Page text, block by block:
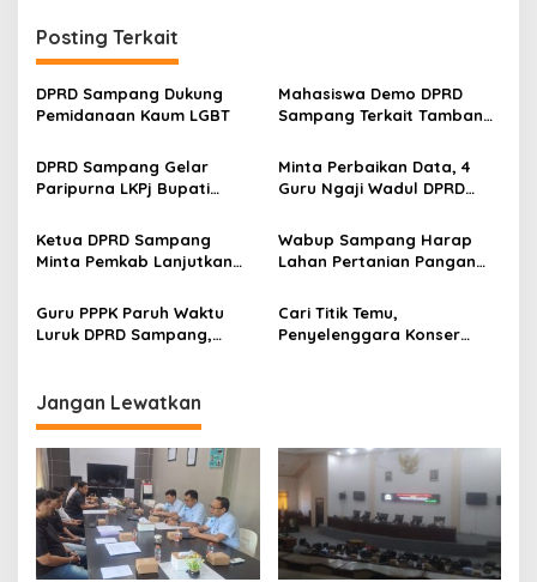
Posting Terkait
DPRD Sampang Dukung
Pemidanaan Kaum LGBT
Mahasiswa Demo DPRD
Sampang Terkait Tambang
DPRD Sampang Gelar
Paripurna LKPj Bupati
Minta Perbaikan Data, 4
Guru Ngaji Wadul DPRD
Ketua DPRD Sampang
Minta Pemkab Lanjutkan
Masyarakat
Wabup Sampang Harap
Lahan Pertanian Pangan
Guru PPPK Paruh Waktu
Luruk DPRD Sampang,
Cari Titik Temu,
Penyelenggara Konser
Jangan Lewatkan